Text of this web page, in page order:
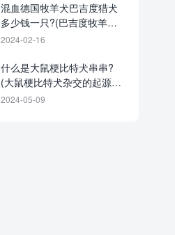
混血德国牧羊犬巴吉度猎犬
多少钱一只?(巴吉度牧羊犬
的优缺点)
2024-02-16
什么是大鼠梗比特犬串串?
(大鼠梗比特犬杂交的起源和
历史)
2024-05-09